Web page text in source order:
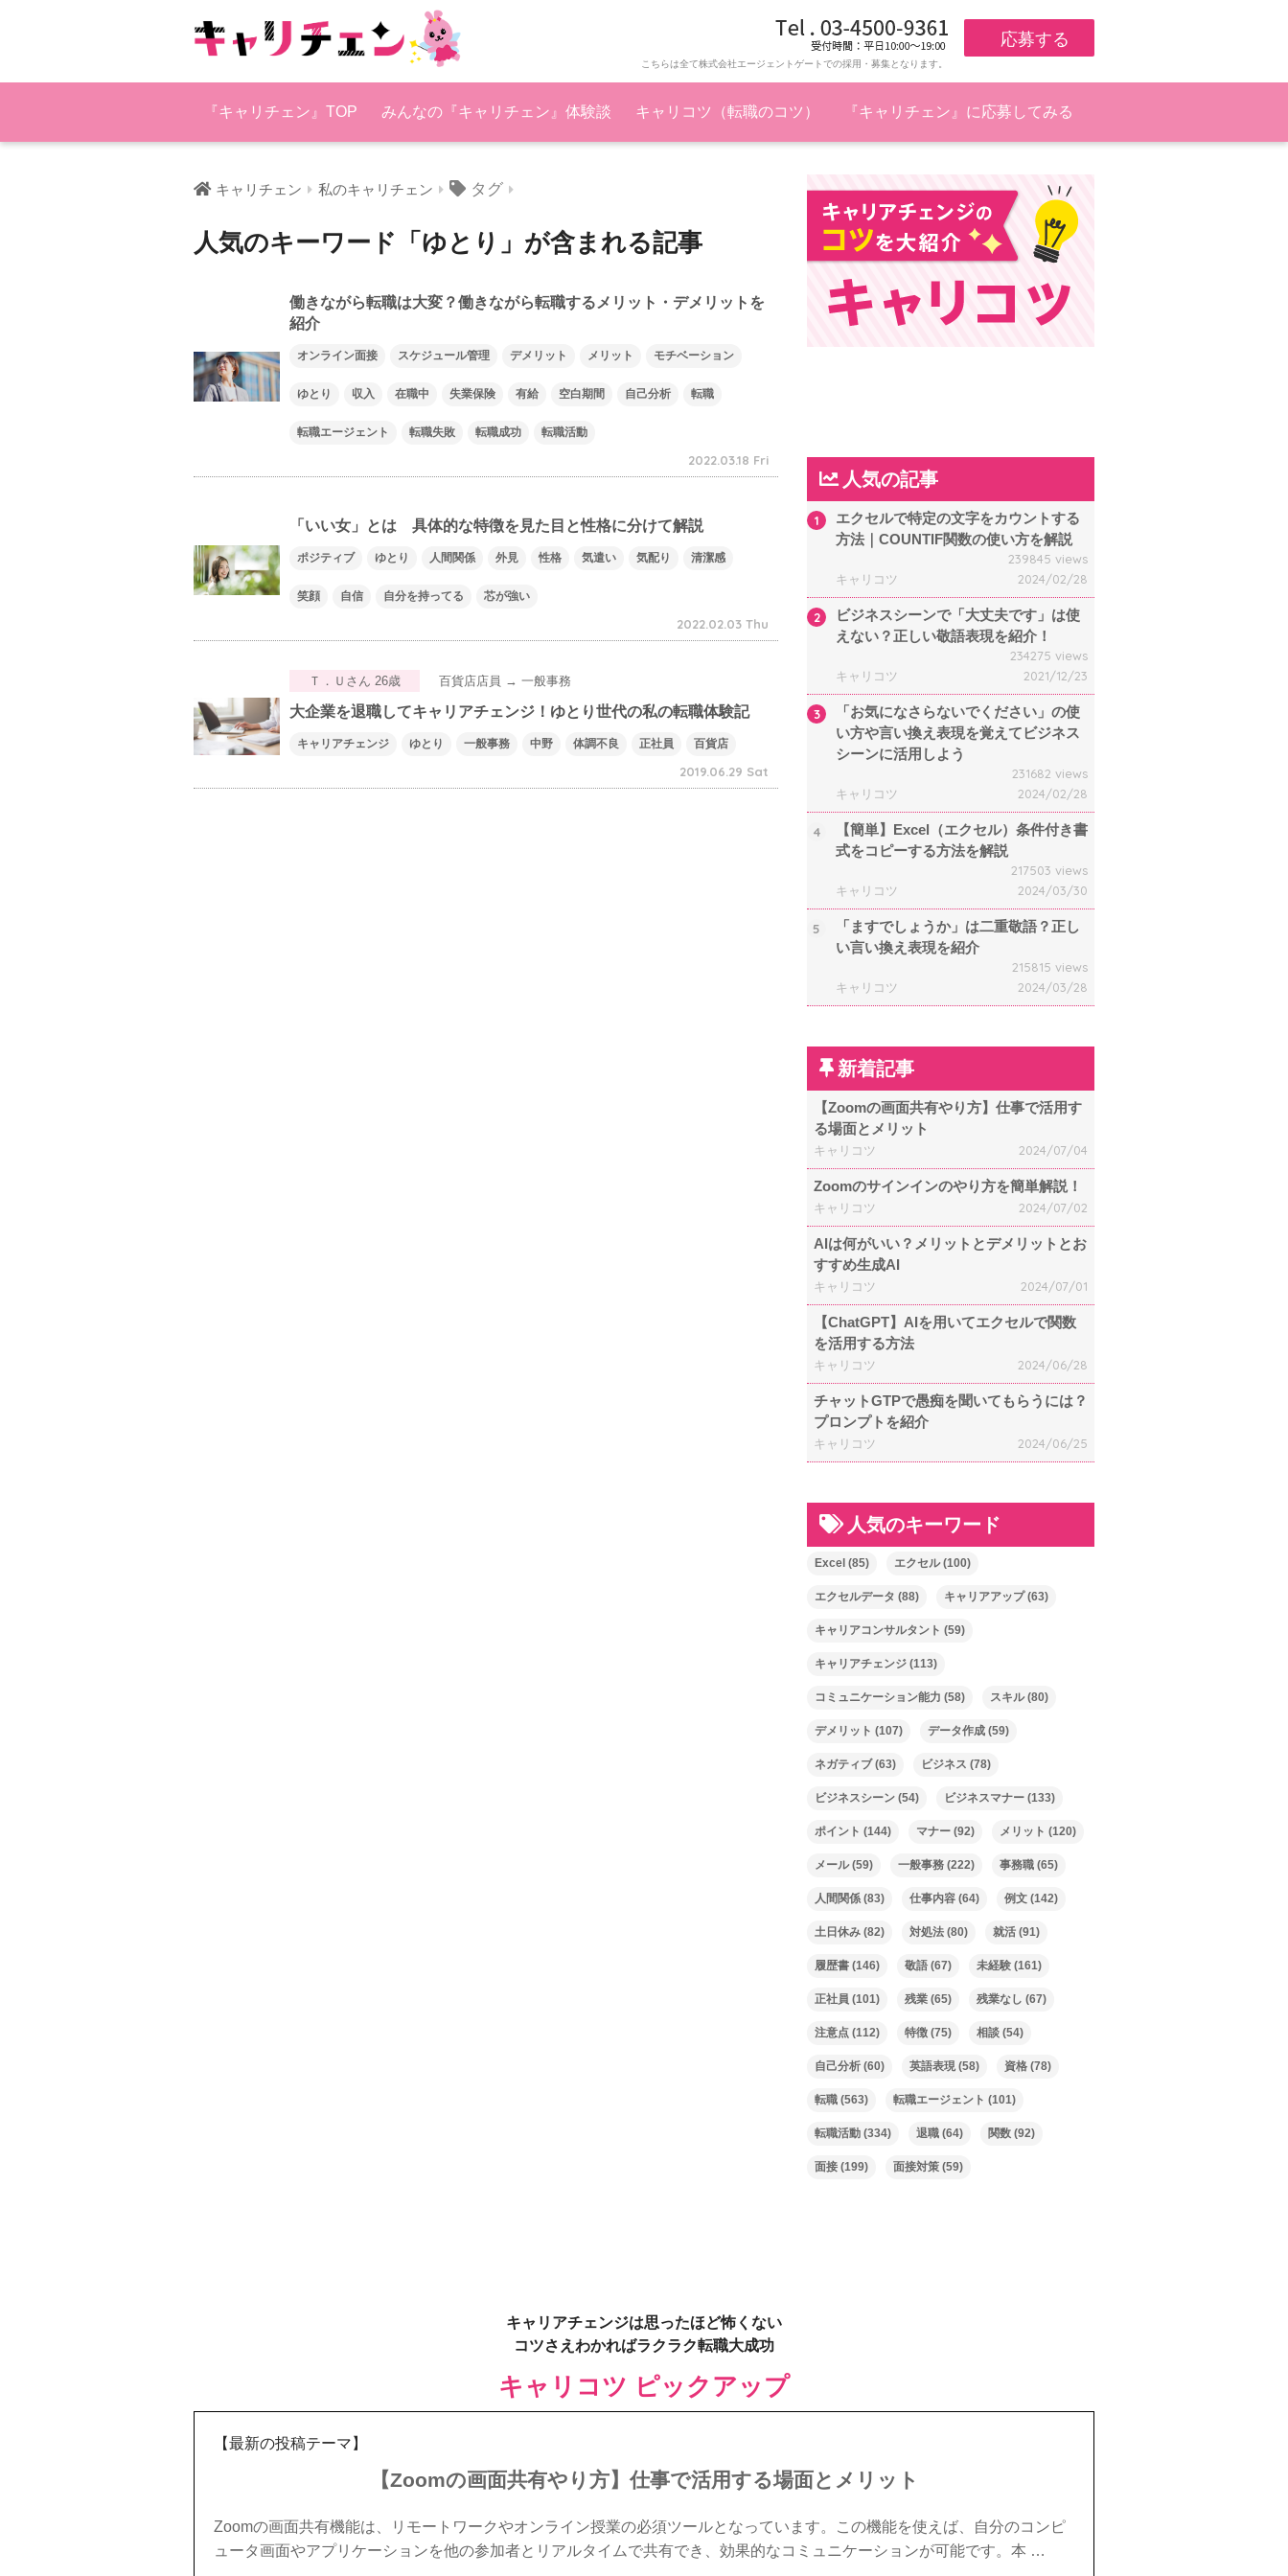
応募する
こちらは全て株式会社エージェントゲートでの採用・募集となります。
『キャリチェン』TOP みんなの『キャリチェン』体験談 キャリコツ（転職のコツ） 『キャリチェン』に応募してみる
キャリチェン 私のキャリチェン タグ
人気のキーワード「ゆとり」が含まれる記事
働きながら転職は大変？働きながら転職するメリット・デメリットを
紹介
オンライン面接 スケジュール管理 デメリット メリット モチベーション
ゆとり 収入 在職中 失業保険 有給 空白期間 自己分析 転職
転職エージェント 転職失敗 転職成功 転職活動
2022.03.18 Fri
「いい女」とは 具体的な特徴を見た目と性格に分けて解説
ポジティブ ゆとり 人間関係 外見 性格 気遣い 気配り 清潔感
笑顔 自信 自分を持ってる 芯が強い
2022.02.03 Thu
Ｔ．Ｕさん 26歳 百貨店店員 → 一般事務
大企業を退職してキャリアチェンジ！ゆとり世代の私の転職体験記
キャリアチェンジ ゆとり 一般事務 中野 体調不良 正社員 百貨店
2019.06.29 Sat
人気の記事
1
エクセルで特定の文字をカウントする
方法｜COUNTIF関数の使い方を解説
239845 views
キャリコツ
2024/02/28
2
ビジネスシーンで「大丈夫です」は使
えない？正しい敬語表現を紹介！
234275 views
キャリコツ
2021/12/23
3
「お気になさらないでください」の使
い方や言い換え表現を覚えてビジネス
シーンに活用しよう
231682 views
キャリコツ
2024/02/28
4
【簡単】Excel（エクセル）条件付き書
式をコピーする方法を解説
217503 views
キャリコツ
2024/03/30
5
「ますでしょうか」は二重敬語？正し
い言い換え表現を紹介
215815 views
キャリコツ
2024/03/28
新着記事
【Zoomの画面共有やり方】仕事で活用す
る場面とメリット
キャリコツ 2024/07/04
Zoomのサインインのやり方を簡単解説！
キャリコツ 2024/07/02
AIは何がいい？メリットとデメリットとお
すすめ生成AI
キャリコツ 2024/07/01
【ChatGPT】AIを用いてエクセルで関数
を活用する方法
キャリコツ 2024/06/28
チャットGTPで愚痴を聞いてもらうには？
プロンプトを紹介
キャリコツ 2024/06/25
人気のキーワード
Excel (85) エクセル(100)
エクセルデータ (88) キャリアアップ(63)
キャリアコンサルタント (59)
キャリアチェンジ (113)
コミュニケーション能力 (58) スキル(80)
デメリット (107) データ作成 (59)
ネガティブ(63) ビジネス (78)
ビジネスシーン (54) ビジネスマナー (133)
ポイント (144) マナー (92) メリット (120)
メール(59) 一般事務 (222) 事務職 (65)
人間関係 (83) 仕事内容 (64) 例文 (142)
土日休み (82) 対処法 (80) 就活 (91)
履歴書 (146) 敬語 (67) 未経験 (161)
正社員 (101) 残業 (65) 残業なし (67)
注意点 (112) 特徴 (75) 相談 (54)
自己分析 (60) 英語表現(58) 資格 (78)
転職 (563) 転職エージェント (101)
転職活動 (334) 退職 (64) 関数 (92)
面接 (199) 面接対策 (59)
キャリアチェンジは思ったほど怖くない
コツさえわかればラクラク転職大成功
キャリコツ ピックアップ
【最新の投稿テーマ】
【Zoomの画面共有やり方】仕事で活用する場面とメリット
Zoomの画面共有機能は、リモートワークやオンライン授業の必須ツールとなっています。この機能を使えば、自分のコンピ
ュータ画面やアプリケーションを他の参加者とリアルタイムで共有でき、効果的なコミュニケーションが可能です。本 …